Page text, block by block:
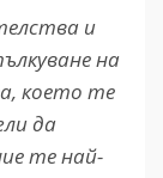
и
на
което те
да
те най-